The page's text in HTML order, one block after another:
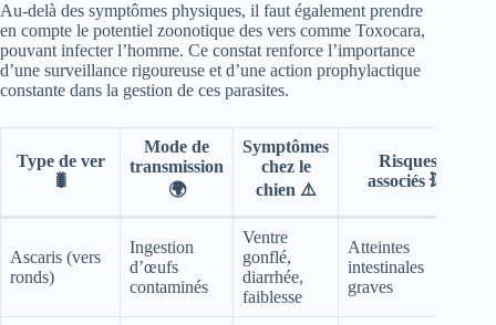
Au-delà des symptômes physiques, il faut également prendre
en compte le potentiel zoonotique des vers comme Toxocara,
pouvant infecter l’homme. Ce constat renforce l’importance
d’une surveillance rigoureuse et d’une action prophylactique
constante dans la gestion de ces parasites.
Type de ver
🐛
Mode de
transmission
🌍
Symptômes
chez le
chien ⚠️
Risques
associés 💥
Ascaris (vers
ronds)
Ingestion
d’œufs
contaminés
Ventre
gonflé,
diarrhée,
faiblesse
Atteintes
intestinales
graves